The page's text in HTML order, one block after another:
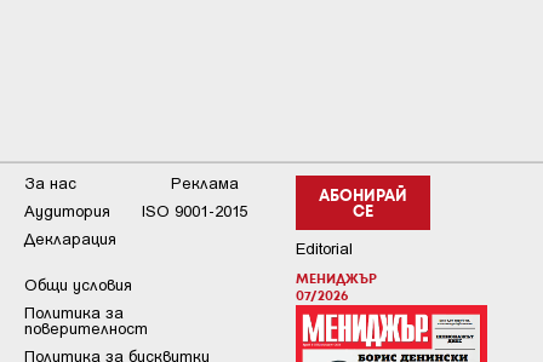
АБОНИРАЙ
СЕ
Editorial
МЕНИДЖЪР
07/2026
За нас
Реклама
Аудитория
ISO 9001-2015
Декларация
Общи условия
Пoлитикa зa
пoвepитeлнocт
Политика за бисквитки